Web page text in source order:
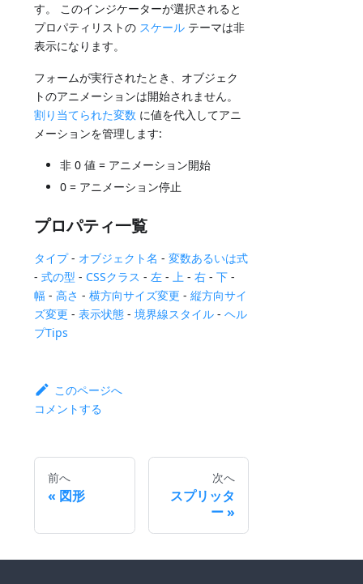
す。 このインジケーターが選択されると
プロパティリストの スケール テーマは非
表示になります。
フォームが実行されたとき、オブジェク
トのアニメーションは開始されません。
割り当てられた変数 に値を代入してアニ
メーションを管理します:
非 0 値 = アニメーション開始
0 = アニメーション停止
プロパティ一覧
タイプ- オブジェクト名 -変数あるいは式
-式の型 - CSSクラス -左 -上 -右 -下 -
幅 -高さ -横方向サイズ変更 -縦方向サイ
ズ変更 -表示状態 -境界線スタイル -ヘル
プTips
このページへ
コメントする
前へ
図形
次へ
スプリッタ
ー